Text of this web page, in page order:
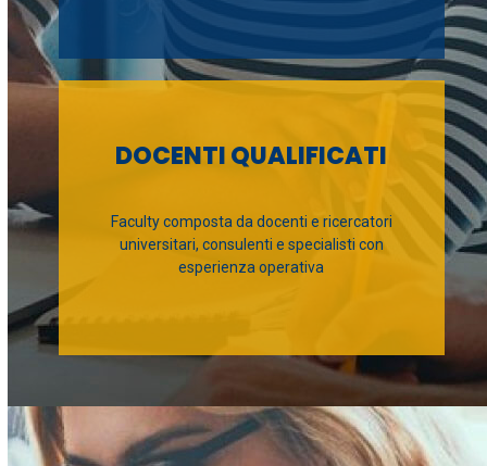
DOCENTI QUALIFICATI
Faculty composta da docenti e ricercatori
universitari, consulenti e specialisti con
esperienza operativa